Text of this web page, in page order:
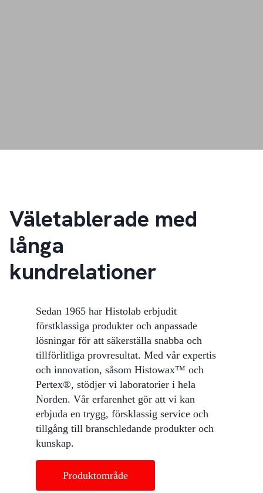
Väletablerade med
långa
kundrelationer
Sedan 1965 har Histolab erbjudit
förstklassiga produkter och anpassade
lösningar för att säkerställa snabba och
tillförlitliga provresultat. Med vår expertis
och innovation, såsom Histowax™ och
Pertex®, stödjer vi laboratorier i hela
Norden. Vår erfarenhet gör att vi kan
erbjuda en trygg, försklassig service och
tillgång till branschledande produkter och
kunskap.
Produktområde